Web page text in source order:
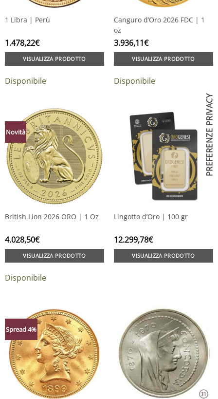
1 Libra | Perù
1.478,22€
VISUALIZZA PRODOTTO
Disponibile
Canguro d’Oro 2026 FDC | 1
oz
3.936,11€
VISUALIZZA PRODOTTO
Disponibile
Novità
British Lion 2026 ORO | 1 Oz
4.028,50€
VISUALIZZA PRODOTTO
Disponibile
Lingotto d’Oro | 100 gr
12.299,78€
VISUALIZZA PRODOTTO
Spread 4%